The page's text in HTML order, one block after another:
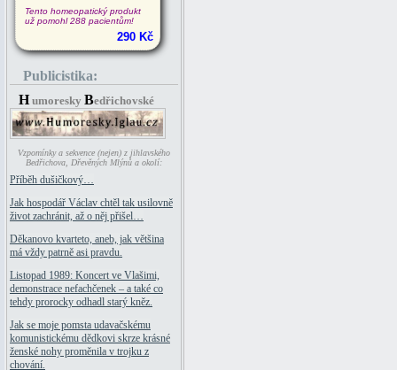
Tento homeopatický produkt
už pomohl 288 pacientům!
290 Kč
Publicistika:
H umoresky Bedřichovské
Vzpomínky a sekvence (nejen) z jihlavského
Bedřichova, Dřevěných Mlýnů a okolí:
Příběh dušičkový…
Jak hospodář Václav chtěl tak usilovně
život zachránit, až o něj přišel…
Děkanovo kvarteto, aneb, jak většina
má vždy patrně asi pravdu.
Listopad 1989: Koncert ve Vlašimi,
demonstrace nefachčenek – a také co
tehdy prorocky odhadl starý kněz.
Jak se moje pomsta udavačskému
komunistickému dědkovi skrze krásné
ženské nohy proměnila v trojku z
chování.